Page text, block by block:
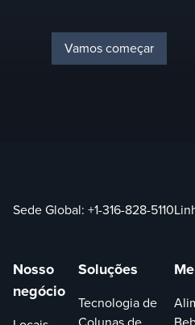
Vamos começar
Sede Global: +1-316-828-5110
Nosso
negócio
Soluções
Tecnologia de